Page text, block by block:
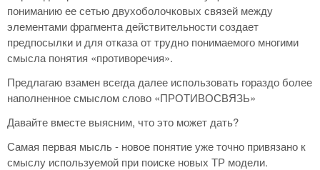
пониманию ее сетью двухоболочковых связей между
элементами фрагмента действительности создает
предпосылки и для отказа от трудно понимаемого многими
смысла понятия «противоречия».
Предлагаю взамен всегда далее использовать гораздо более
наполненное смыслом слово «ПРОТИВОСВЯЗЬ»
Давайте вместе выясним, что это может дать?
Самая первая мысль - новое понятие уже точно привязано к
смыслу используемой при поиске новых ТР модели.